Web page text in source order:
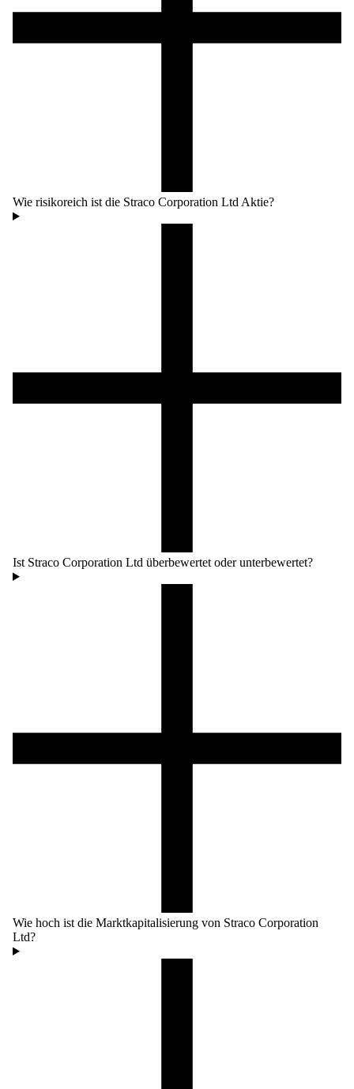
Wie risikoreich ist die Straco Corporation Ltd Aktie?
Ist Straco Corporation Ltd überbewertet oder unterbewertet?
Wie hoch ist die Marktkapitalisierung von Straco Corporation
Ltd?